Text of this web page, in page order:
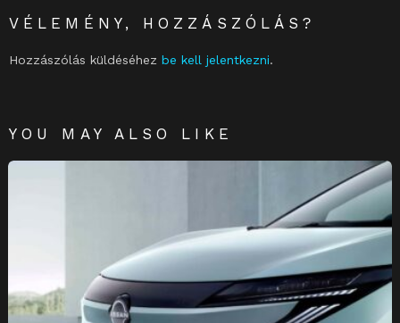
VÉLEMÉNY, HOZZÁSZÓLÁS?
Hozzászólás küldéséhez be kell jelentkezni.
YOU MAY ALSO LIKE